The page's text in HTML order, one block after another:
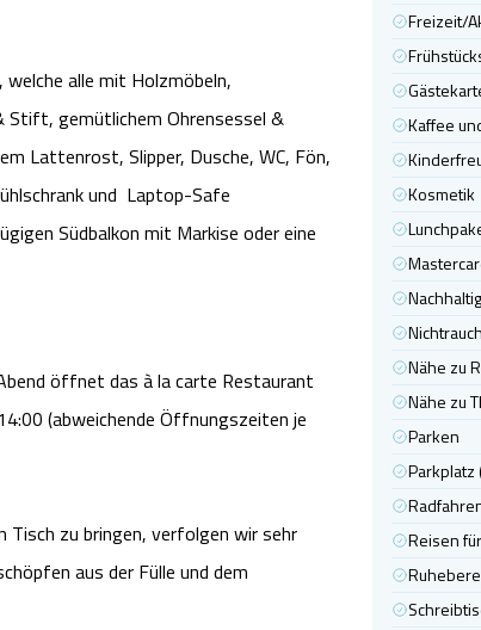
alle mit Holzmöbeln,
Stift, gemütlichem Ohrensessel &
Lattenrost, Slipper, Dusche, WC, Fön,
und Laptop-Safe
Südbalkon mit Markise oder eine
öffnet das à la carte Restaurant
(abweichende Öffnungszeiten je
Tisch zu bringen, verfolgen wir sehr
aus der Fülle und dem
Freizeit/
Kaffee
Kosmetik
Nähe zu
Parken
Parkplatz
Reisen